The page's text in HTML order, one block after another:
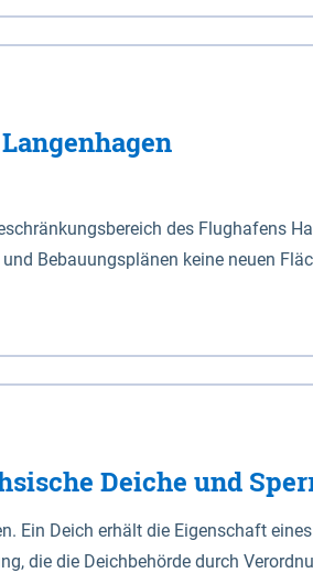
Schnackenburg im Osten
Das Biosphärenreservat
des Flughafens
Bebauungsplänen keine neuen
Deiche und
Ein Deich erhält die Eigenschaft
die die Deichbehörde durch